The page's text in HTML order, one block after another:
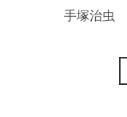
手塚治虫